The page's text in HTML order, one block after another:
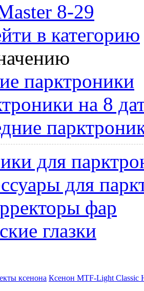
8-29
в категорию
парктроники
на 8
для
для
фар
глазки
ксенона Ксенон MTF-Light Classic